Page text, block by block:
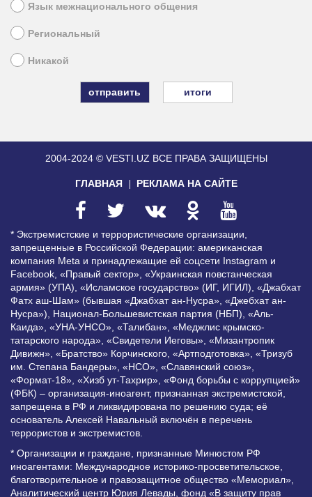
Язык межнационального общения
Региональный
Никакой
итоги
2004-2024 © VESTI.UZ ВСЕ ПРАВА ЗАЩИЩЕНЫ
ГЛАВНАЯ РЕКЛАМА НА САЙТЕ
* Экстремистские и террористические организации,
запрещенные в Российской Федерации: американская
компания Meta и принадлежащие ей соцсети Instagram и
Facebook, «Правый сектор», «Украинская повстанческая
армия» (УПА), «Исламское государство» (ИГ, ИГИЛ), «Джабхат
Фатх аш-Шам» (бывшая «Джабхат ан-Нусра», «Джебхат ан-
Нусра»), Национал-Большевистская партия (НБП), «Аль-
Каида», «УНА-УНСО», «Талибан», «Меджлис крымско-
татарского народа», «Свидетели Иеговы», «Мизантропик
Дивижн», «Братство» Корчинского, «Артподготовка», «Тризуб
им. Степана Бандеры», «НСО», «Славянский союз»,
«Формат-18», «Хизб ут-Тахрир», «Фонд борьбы с коррупцией»
(ФБК) – организация-иноагент, признанная экстремистской,
запрещена в РФ и ликвидирована по решению суда; её
основатель Алексей Навальный включён в перечень
террористов и экстремистов.
* Организации и граждане, признанные Минюстом РФ
иноагентами: Международное историко-просветительское,
благотворительное и правозащитное общество «Мемориал»,
Аналитический центр Юрия Левады, фонд «В защиту прав